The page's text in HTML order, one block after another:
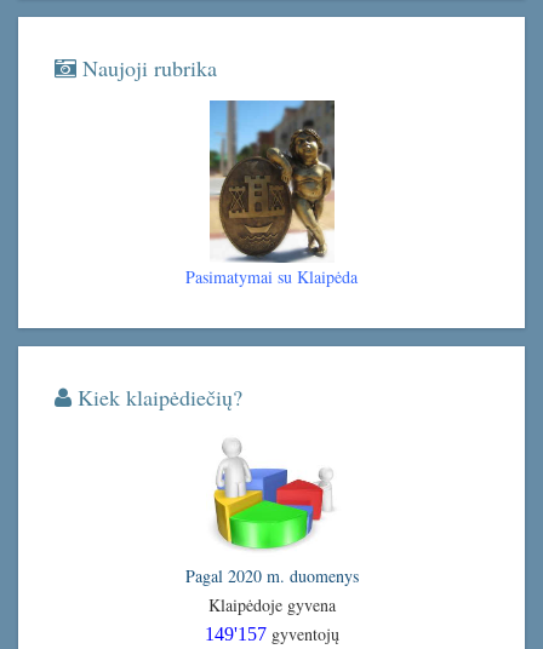
Naujoji rubrika
Pasimatymai su Klaipėda
Kiek klaipėdiečių?
Pagal 2020 m. duomenys
Klaipėdoje gyvena
149'157 gyventojų